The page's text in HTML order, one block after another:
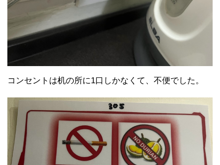
コンセントは机の所に1口しかなくて、不便でした。